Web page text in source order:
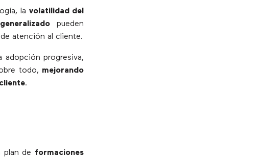
lavolatilidad del
pueden
atención al cliente.
adopción progresiva,
todo, mejorando
.
plan de formaciones